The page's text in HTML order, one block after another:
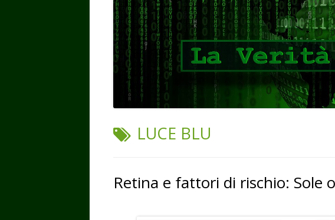
TAG:
LUCE BLU
Retina e fattori di rischio: Sole